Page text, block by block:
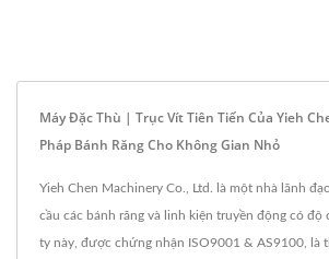
Máy Đặc Thù | Trục Vít Tiên Tiến Của Yieh
Pháp Bánh Răng Cho Không Gian Nhỏ
Yieh Chen Machinery Co., Ltd. là một nhà lãnh
cầu các bánh răng và linh kiện truyền động có độ
ty này, được chứng nhận ISO9001 & AS9100, là